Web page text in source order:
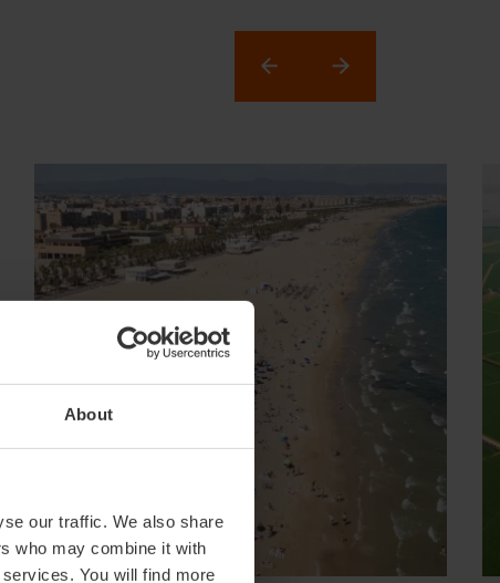
About
our traffic. We also share
who may combine it with
You will find more